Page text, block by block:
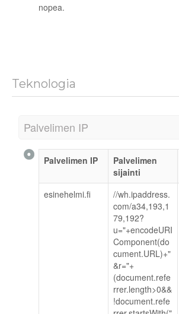
nopea.
Teknologia
Palvelimen IP
Palvelimen IP
Palvelimen
sijainti
esinehelmi.fi
//wh.ipaddress.
com/a34,193,1
79,192?
u="+encodeURI
Component(do
cument.URL)+"
&r="+
(document.refe
rrer.length>0&&
!document.refe